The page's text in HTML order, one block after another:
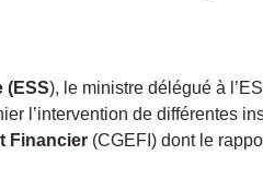
(ESS), le ministre délégué à
l’intervention de différentes
Financier (CGEFI) dont le